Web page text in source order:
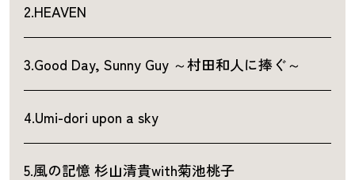
2.HEAVEN
3.Good Day, Sunny Guy ～村田和人に捧ぐ～
4.Umi-dori upon a sky
5.風の記憶 杉山清貴with菊池桃子